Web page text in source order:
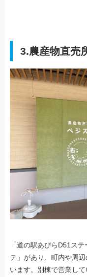
3.農産物直売
「道の駅あびらD51ス
テ」があり、町内や周
います。別棟で営業し